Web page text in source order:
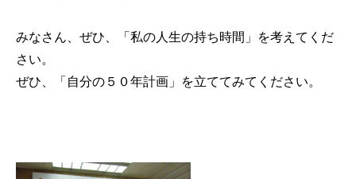
みなさん、ぜひ、「私の人生の持ち時間」を考えてくだ
さい。
ぜひ、「自分の５０年計画」を立ててみてください。